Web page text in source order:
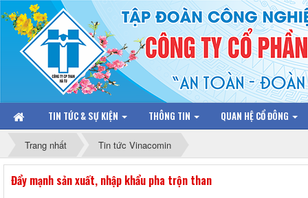
TIN TỨC & SỰ KIỆN THÔNG TIN QUAN HỆ CỔ ĐÔNG
Trang nhất Tin tức Vinacomin
Đẩy mạnh sản xuất, nhập khẩu pha trộn than